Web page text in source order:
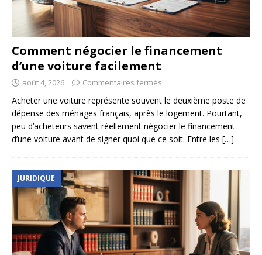
Comment négocier le financement
d’une voiture facilement
août 4, 2026 Commentaires fermés
Acheter une voiture représente souvent le deuxième poste de
dépense des ménages français, après le logement. Pourtant,
peu d’acheteurs savent réellement négocier le financement
d’une voiture avant de signer quoi que ce soit. Entre les […]
JURIDIQUE